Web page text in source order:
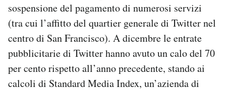
sospensione del pagamento di numerosi servizi
(tra cui l’affitto del quartier generale di Twitter nel
centro di San Francisco). A dicembre le entrate
pubblicitarie di Twitter hanno avuto un calo del 70
per cento rispetto all’anno precedente, stando ai
calcoli di Standard Media Index, un’azienda di